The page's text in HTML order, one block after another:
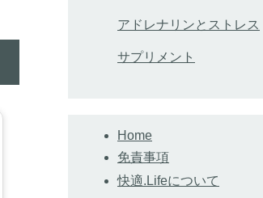
アドレナリンとストレス
サプリメント
Home
免責事項
快適.Lifeについて